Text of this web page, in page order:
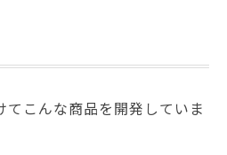
こんな商品を開発していま